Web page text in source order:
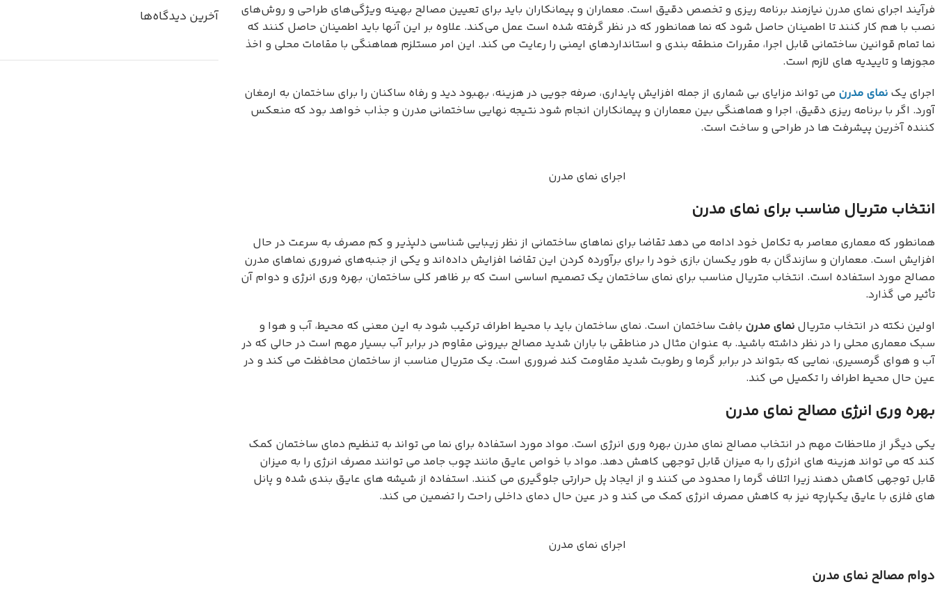
فرآیند اجرای نمای مدرن نیازمند برنامه ریزی و تخصص دقیق است. معماران و پیمانکاران باید برای تعیین مصالح بهینه ویژگی‌های طراحی و روش‌های
نصب با هم کار کنند تا اطمینان حاصل شود که نما همانطور که در نظر گرفته شده است عمل می‌کند. علاوه بر این آنها باید اطمینان حاصل کنند که
نما تمام قوانین ساختمانی قابل اجرا، مقررات منطقه بندی و استانداردهای ایمنی را رعایت می کند. این امر مستلزم هماهنگی با مقامات محلی و اخذ
مجوزها و تاییدیه های لازم است.
اجرای یک نمای مدرن می تواند مزایای بی شماری از جمله افزایش پایداری، صرفه جویی در هزینه، بهبود دید و رفاه ساکنان را برای ساختمان به ارمغان
آورد. اگر با برنامه ریزی دقیق، اجرا و هماهنگی بین معماران و پیمانکاران انجام شود نتیجه نهایی ساختمانی مدرن و جذاب خواهد بود که منعکس
کننده آخرین پیشرفت ها در طراحی و ساخت است.
اجرای نمای مدرن
انتخاب متریال مناسب برای نمای مدرن
همانطور که معماری معاصر به تکامل خود ادامه می دهد تقاضا برای نماهای ساختمانی از نظر زیبایی شناسی دلپذیر و کم مصرف به سرعت در حال
افزایش است. معماران و سازندگان به طور یکسان بازی خود را برای برآورده کردن این تقاضا افزایش داده‌اند و یکی از جنبه‌های ضروری نماهای مدرن
مصالح مورد استفاده است. انتخاب متریال مناسب برای نمای ساختمان یک تصمیم اساسی است که بر ظاهر کلی ساختمان، بهره وری انرژی و دوام آن
تأثیر می گذارد.
اولین نکته در انتخاب متریال نمای مدرن بافت ساختمان است. نمای ساختمان باید با محیط اطراف ترکیب شود به این معنی که محیط، آب و هوا و
سبک معماری محلی را در نظر داشته باشید. به عنوان مثال در مناطقی با باران شدید مصالح بیرونی مقاوم در برابر آب بسیار مهم است در حالی که در
آب و هوای گرمسیری، نمایی که بتواند در برابر گرما و رطوبت شدید مقاومت کند ضروری است. یک متریال مناسب از ساختمان محافظت می کند و در
عین حال محیط اطراف را تکمیل می کند.
بهره وری انرژی مصالح نمای مدرن
یکی دیگر از ملاحظات مهم در انتخاب مصالح نمای مدرن بهره وری انرژی است. مواد مورد استفاده برای نما می تواند به تنظیم دمای ساختمان کمک
کند که می تواند هزینه های انرژی را به میزان قابل توجهی کاهش دهد. مواد با خواص عایق مانند چوب جامد می توانند مصرف انرژی را به میزان
قابل توجهی کاهش دهند زیرا اتلاف گرما را محدود می کنند و از ایجاد پل حرارتی جلوگیری می کنند. استفاده از شیشه های عایق بندی شده و پانل
های فلزی با عایق یکپارچه نیز به کاهش مصرف انرژی کمک می کند و در عین حال دمای داخلی راحت را تضمین می کند.
اجرای نمای مدرن
دوام مصالح نمای مدرن
آخرین دیدگاه‌ها